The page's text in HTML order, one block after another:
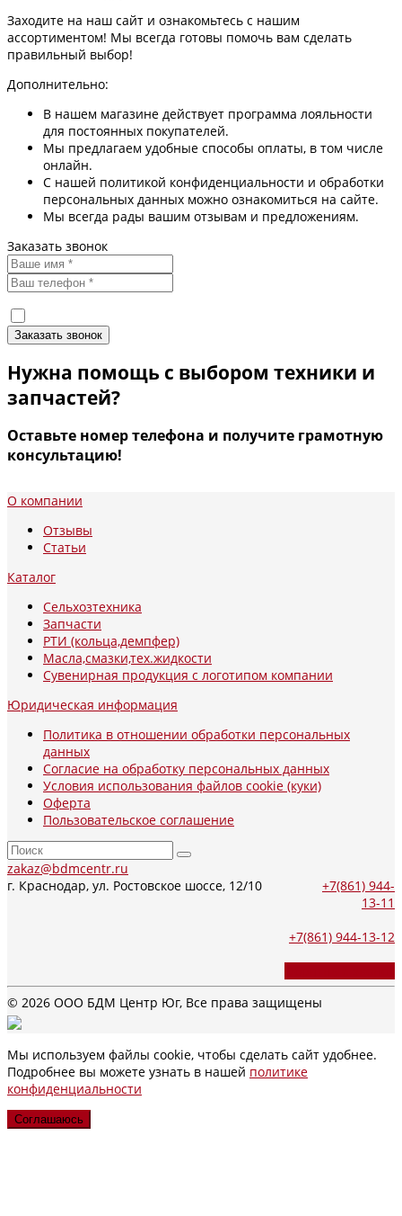
Заходите на наш сайт и ознакомьтесь с нашим
ассортиментом! Мы всегда готовы помочь вам сделать
правильный выбор!
Дополнительно:
В нашем магазине действует программа лояльности
для постоянных покупателей.
Мы предлагаем удобные способы оплаты, в том числе
онлайн.
С нашей политикой конфиденциальности и обработки
персональных данных можно ознакомиться на сайте.
Мы всегда рады вашим отзывам и предложениям.
Заказать звонок
Нужна помощь с выбором техники и
запчастей?
Оставьте номер телефона и получите грамотную
консультацию!
О компании
Отзывы
Статьи
Каталог
Сельхозтехника
Запчасти
РТИ (кольца,демпфер)
Масла,смазки,тех.жидкости
Сувенирная продукция с логотипом компании
Юридическая информация
Политика в отношении обработки персональных
данных
Согласие на обработку персональных данных
Условия использования файлов cookie (куки)
Оферта
Пользовательское соглашение
zakaz@bdmcentr.ru
г. Краснодар, ул. Ростовское шоссе, 12/10
+7(861) 944-
13-11
+7(861) 944-13-12
© 2026 ООО БДМ Центр Юг, Все права защищены
Мы используем файлы cookie, чтобы сделать сайт удобнее.
Подробнее вы можете узнать в нашей политике
конфиденциальности
Соглашаюсь